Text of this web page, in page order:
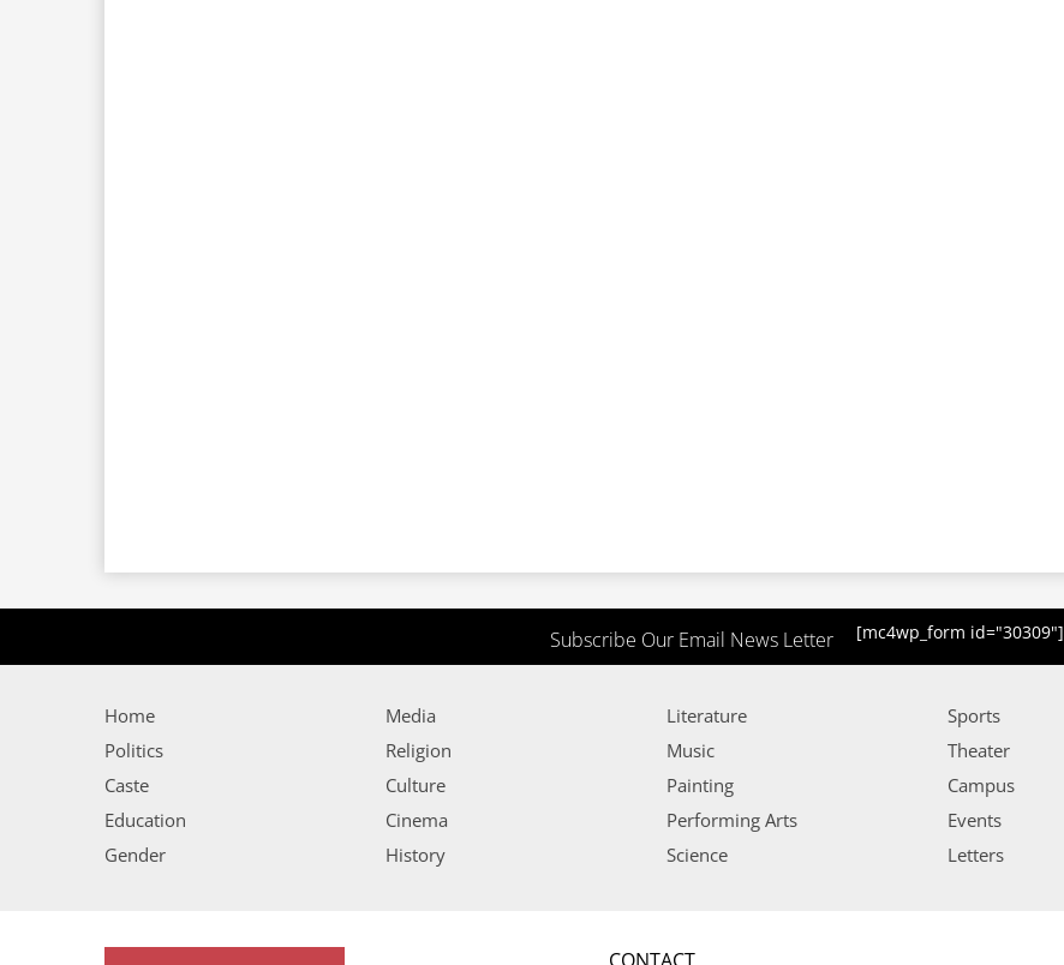
Subscribe Our Email News Letter [mc4wp_form id="30309"]
Home
Politics
Caste
Education
Gender
Media
Religion
Culture
Cinema
History
Literature
Music
Painting
Performing Arts
Science
Sports
Theater
Campus
Events
Letters